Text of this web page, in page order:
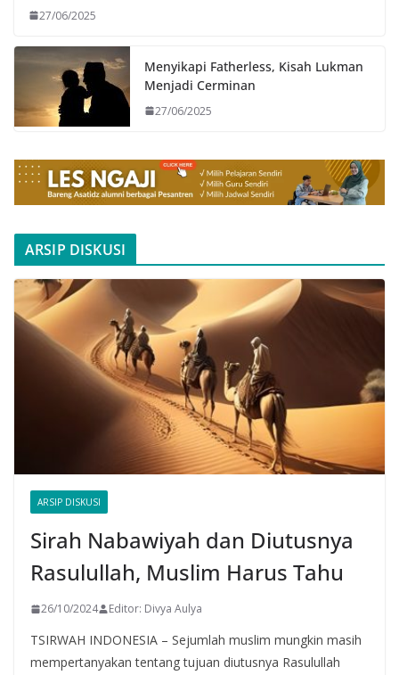
27/06/2025
Menyikapi Fatherless, Kisah Lukman
Menjadi Cerminan
27/06/2025
ARSIP DISKUSI
ARSIP DISKUSI
Sirah Nabawiyah dan Diutusnya
Rasulullah, Muslim Harus Tahu
26/10/2024 Editor: Divya Aulya
TSIRWAH INDONESIA – Sejumlah muslim mungkin masih
mempertanyakan tentang tujuan diutusnya Rasulullah